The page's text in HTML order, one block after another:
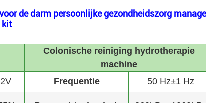
de darm persoonlijke gezondheidszorg
kit
Colonische reiniging hydrotherapie
machine
Frequentie
50 Hz±1 Hz